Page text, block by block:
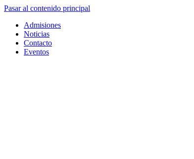
Pasar al contenido principal
Admisiones
Noticias
Contacto
Eventos